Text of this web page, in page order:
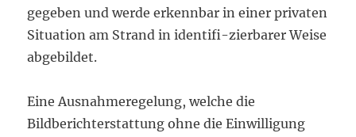
gegeben und werde erkennbar in einer privaten
Situation am Strand in identifi-zierbarer Weise
abgebildet.
Eine Ausnahmeregelung, welche die
Bildberichterstattung ohne die Einwilligung